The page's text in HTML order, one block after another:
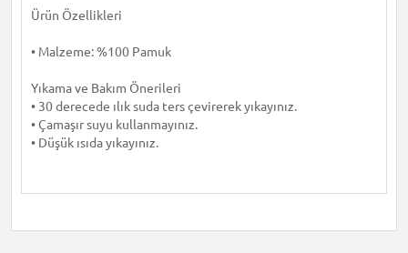
Ürün Özellikleri
• Malzeme: %100 Pamuk
Yıkama ve Bakım Önerileri
• 30 derecede ılık suda ters çevirerek yıkayınız.
• Çamaşır suyu kullanmayınız.
• Düşük ısıda yıkayınız.